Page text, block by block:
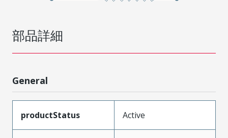
部品詳細
General
productStatus Active